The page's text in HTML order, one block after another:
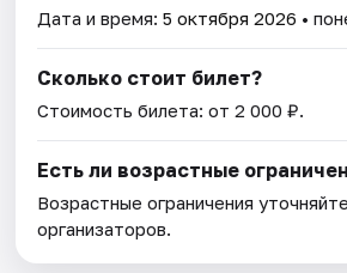
Дата и время:5 октября 2026 •
Сколько стоит билет?
Стоимость билета: от 2 000 ₽.
Есть ли возрастные
Возрастные ограничения
организаторов.